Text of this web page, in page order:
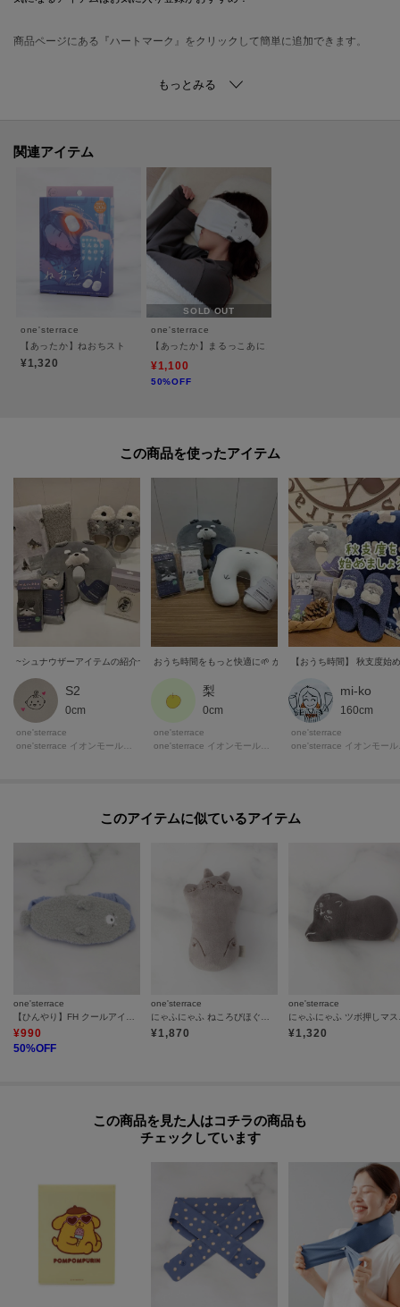
商品ページにある『ハートマーク』をクリックして簡単に追加できます。
値下げ情報や在庫状況など新着情報をメルマガにてお知らせ！
※照明の関係により、実際よりも色味が違って見える場合があります。ま
た、パソコン・スマートフォンなどの環境により、若干製品と画像のカラー
が異なる場合もございます。
関連アイテム
one'sterrace
【あったか】ねおちスト
¥1,320
SOLD OUT
one'sterrace
【あったか】まるっこあにまーる 耳までととのいアイピ
¥1,100
50%OFF
この商品を使った
S2
0cm
one'sterrace
梨
0cm
one'sterrace
mi-ko
160cm
one'sterrace
このアイテムに似ているアイテム
one'sterrace
【ひんやり】FH クールアイピロー ギュウヒ
¥990
50%OFF
one'sterrace
にゃふにゃふ ねころびほぐリフレ
¥1,870
one'sterrace
に
¥1,320
この商品を見た人はコチラの商品も
チェックしています